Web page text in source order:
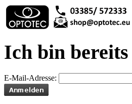
Ich bin
E-Mail-Adresse: